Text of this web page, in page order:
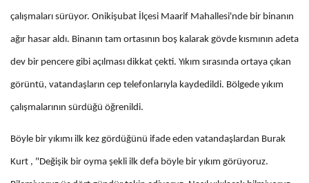
çalışmaları sürüyor. Onikişubat İlçesi Maarif Mahallesi'nde bir binanın
ağır hasar aldı. Binanın tam ortasının boş kalarak gövde kısmının adeta
dev bir pencere gibi açılması dikkat çekti. Yıkım sırasında ortaya çıkan
görüntü, vatandaşların cep telefonlarıyla kaydedildi. Bölgede yıkım
çalışmalarının sürdüğü öğrenildi.
Böyle bir yıkımı ilk kez gördüğünü ifade eden vatandaşlardan Burak
Kurt , "Değişik bir oyma şekli ilk defa böyle bir yıkım görüyoruz.